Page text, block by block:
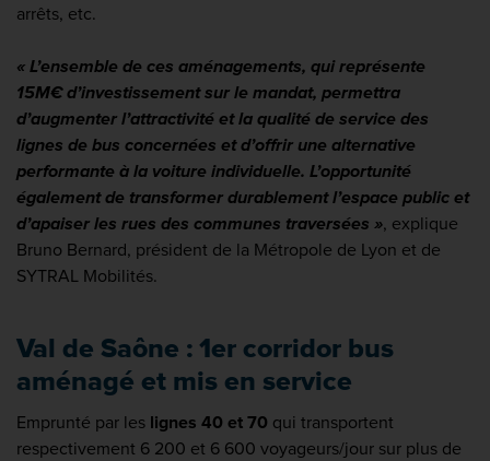
arrêts, etc.
« L’ensemble de ces aménagements, qui représente
15M€ d’investissement sur le mandat, permettra
d’augmenter l’attractivité et la qualité de service des
lignes de bus concernées et d’offrir une alternative
performante à la voiture individuelle. L’opportunité
également de transformer durablement l’espace public et
d’apaiser les rues des communes traversées », explique
Bruno Bernard, président de la Métropole de Lyon et de
SYTRAL Mobilités.
Val de Saône : 1er corridor bus
aménagé et mis en service
Emprunté par les lignes 40 et 70 qui transportent
respectivement 6 200 et 6 600 voyageurs/jour sur plus de